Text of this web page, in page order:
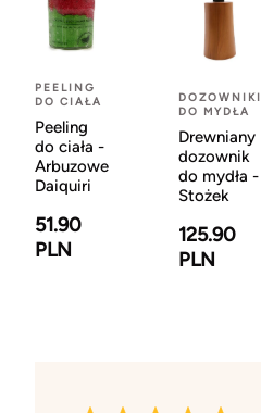
PEELING
DO CIAŁA
Peeling
do ciała -
Arbuzowe
Daiquiri
51.90
PLN
DOZOWNIKI
DO MYDŁA
Drewniany
dozownik
do mydła -
Stożek
125.90
PLN